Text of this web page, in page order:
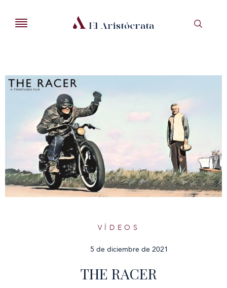
VÍDEOS
5 de diciembre de 2021
THE RACER